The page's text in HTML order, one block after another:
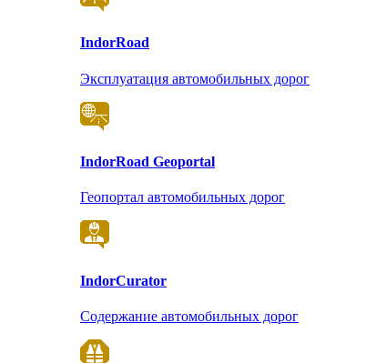
IndorRoad
Эксплуатация автомобильных дорог
IndorRoad Geoportal
Геопортал автомобильных дорог
IndorCurator
Содержание автомобильных дорог